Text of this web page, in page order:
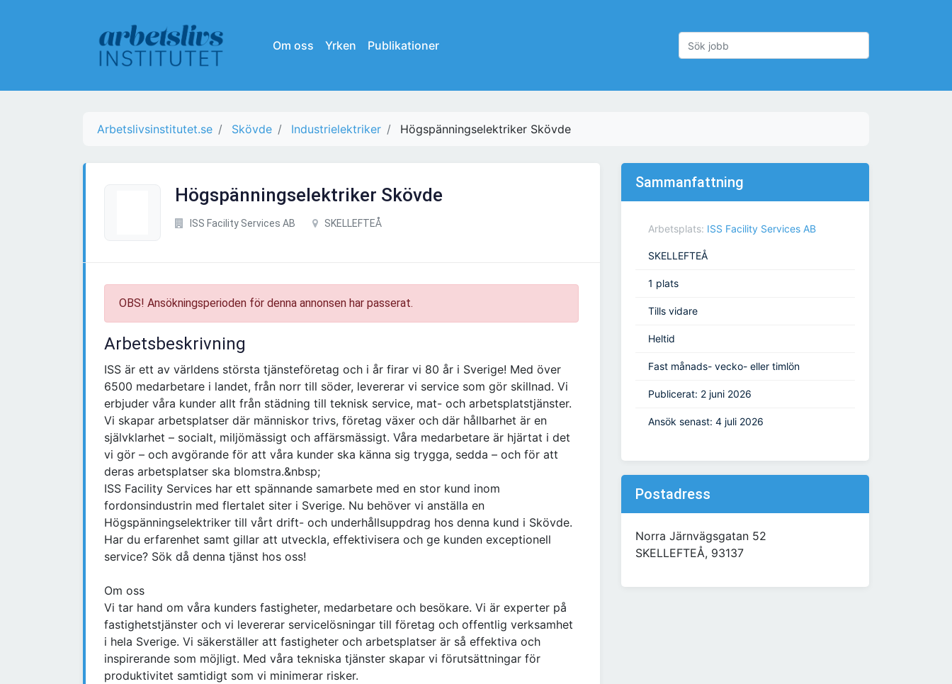
Om oss Yrken Publikationer
Arbetslivsinstitutet.se Skövde Industrielektriker Högspänningselektriker Skövde
Högspänningselektriker Skövde
ISS Facility Services AB SKELLEFTEÅ
OBS! Ansökningsperioden för denna annonsen har passerat.
Arbetsbeskrivning
ISS är ett av världens största tjänsteföretag och i år firar vi 80 år i Sverige! Med över
6500 medarbetare i landet, från norr till söder, levererar vi service som gör skillnad. Vi
erbjuder våra kunder allt från städning till teknisk service, mat- och arbetsplatstjänster.
Vi skapar arbetsplatser där människor trivs, företag växer och där hållbarhet är en
självklarhet – socialt, miljömässigt och affärsmässigt. Våra medarbetare är hjärtat i det
vi gör – och avgörande för att våra kunder ska känna sig trygga, sedda – och för att
deras arbetsplatser ska blomstra.&nbsp;
ISS Facility Services har ett spännande samarbete med en stor kund inom
fordonsindustrin med flertalet siter i Sverige. Nu behöver vi anställa en
Högspänningselektriker till vårt drift- och underhållsuppdrag hos denna kund i Skövde.
Har du erfarenhet samt gillar att utveckla, effektivisera och ge kunden exceptionell
service? Sök då denna tjänst hos oss!
Om oss
Vi tar hand om våra kunders fastigheter, medarbetare och besökare. Vi är experter på
fastighetstjänster och vi levererar servicelösningar till företag och offentlig verksamhet
i hela Sverige. Vi säkerställer att fastigheter och arbetsplatser är så effektiva och
inspirerande som möjligt. Med våra tekniska tjänster skapar vi förutsättningar för
produktivitet samtidigt som vi minimerar risker.
Sammanfattning
Arbetsplats: ISS Facility Services AB
SKELLEFTEÅ
1 plats
Tills vidare
Heltid
Fast månads- vecko- eller timlön
Publicerat: 2 juni 2026
Ansök senast: 4 juli 2026
Postadress
Norra Järnvägsgatan 52
SKELLEFTEÅ, 93137